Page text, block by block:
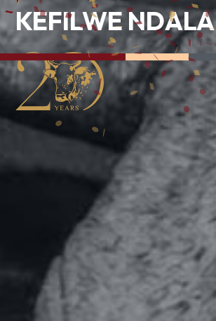
KEFILWE NDALA